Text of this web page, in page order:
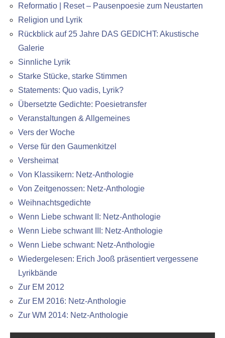
Reformatio | Reset – Pausenpoesie zum Neustarten
Religion und Lyrik
Rückblick auf 25 Jahre DAS GEDICHT: Akustische
Galerie
Sinnliche Lyrik
Starke Stücke, starke Stimmen
Statements: Quo vadis, Lyrik?
Übersetzte Gedichte: Poesietransfer
Veranstaltungen & Allgemeines
Vers der Woche
Verse für den Gaumenkitzel
Versheimat
Von Klassikern: Netz-Anthologie
Von Zeitgenossen: Netz-Anthologie
Weihnachtsgedichte
Wenn Liebe schwant II: Netz-Anthologie
Wenn Liebe schwant III: Netz-Anthologie
Wenn Liebe schwant: Netz-Anthologie
Wiedergelesen: Erich Jooß präsentiert vergessene
Lyrikbände
Zur EM 2012
Zur EM 2016: Netz-Anthologie
Zur WM 2014: Netz-Anthologie